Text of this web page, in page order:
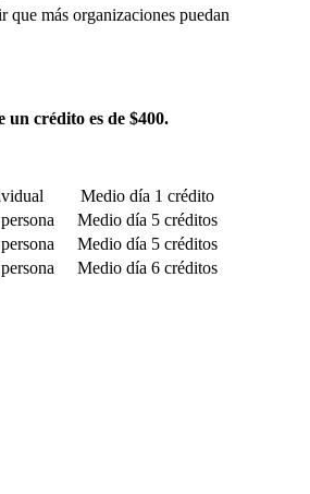
que más organizaciones puedan
un crédito es de $400.
Medio día 1 crédito
Medio día 5 créditos
Medio día 5 créditos
Medio día 6 créditos